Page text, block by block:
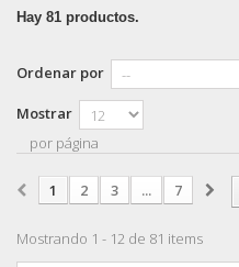
Hay 81 productos.
Ordenar por
Mostrar
por página
1 2 3 ... 7
Mostrando 1 - 12 de 81 items